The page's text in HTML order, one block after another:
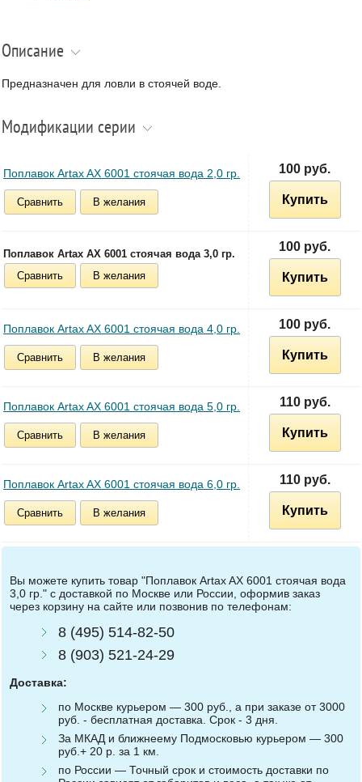
Описание
Предназначен для ловли в стоячей воде.
Модификации серии
Поплавок Artax AX 6001 стоячая вода 2,0 гр.
Сравнить В желания
100 руб.
Купить
Поплавок Artax AX 6001 стоячая вода 3,0 гр.
Сравнить
В желания
100 руб.
Купить
Поплавок Artax AX 6001 стоячая вода 4,0 гр.
Сравнить В желания
100 руб.
Купить
Поплавок Artax AX 6001 стоячая вода 5,0 гр.
Сравнить В желания
110 руб.
Купить
Поплавок Artax AX 6001 стоячая вода 6,0 гр.
Сравнить В желания
110 руб.
Купить
Вы можете купить товар "Поплавок Artax AX 6001 стоячая вода
3,0 гр." с доставкой по Москве или России, оформив заказ
через корзину на сайте или позвонив по телефонам:
8 (495) 514-82-50
8 (903) 521-24-29
Доставка:
по Москве курьером — 300 руб., а при заказе от 3000
руб. - бесплатная доставка. Срок - 3 дня.
За МКАД и ближнеему Подмосковью курьером — 300
руб.+ 20 р. за 1 км.
по России — Точный срок и стоимость доставки по